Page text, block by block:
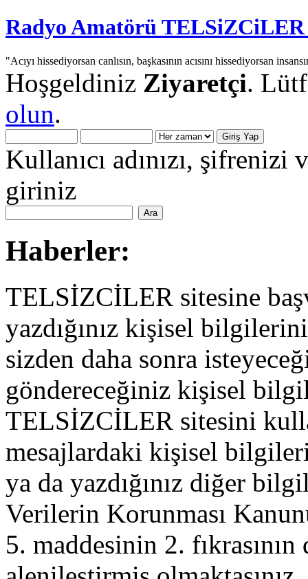
Radyo Amatörü
"Acıyı hissediyorsan canlısın, başkasının acısını hissediyorsan
Hoşgeldiniz Ziyaretçi.
olun.
Kullanıcı adınızı,
giriniz
Haberler:
TELSİZCİLER sitesine
yazdığınız kişisel
sizden daha sonra
göndereceğiniz kişisel
TELSİZCİLER sitesini
mesajlardaki kişisel
ya da yazdığınız diğer
Verilerin Korunması
5. maddesinin 2.